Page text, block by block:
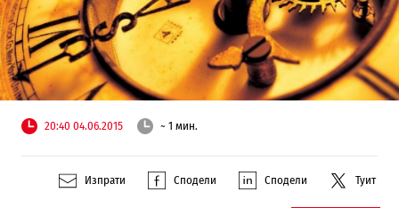
20:40 04.06.2015 ~ 1 мин.
Изпрати Сподели Сподели Туит